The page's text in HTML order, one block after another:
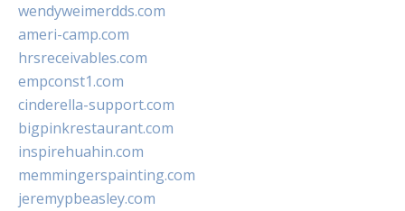
wendyweimerdds.com
ameri-camp.com
hrsreceivables.com
empconst1.com
cinderella-support.com
bigpinkrestaurant.com
inspirehuahin.com
memmingerspainting.com
jeremypbeasley.com